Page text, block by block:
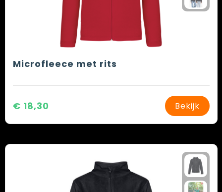
Microfleece met rits
€ 18,30 Bekijk